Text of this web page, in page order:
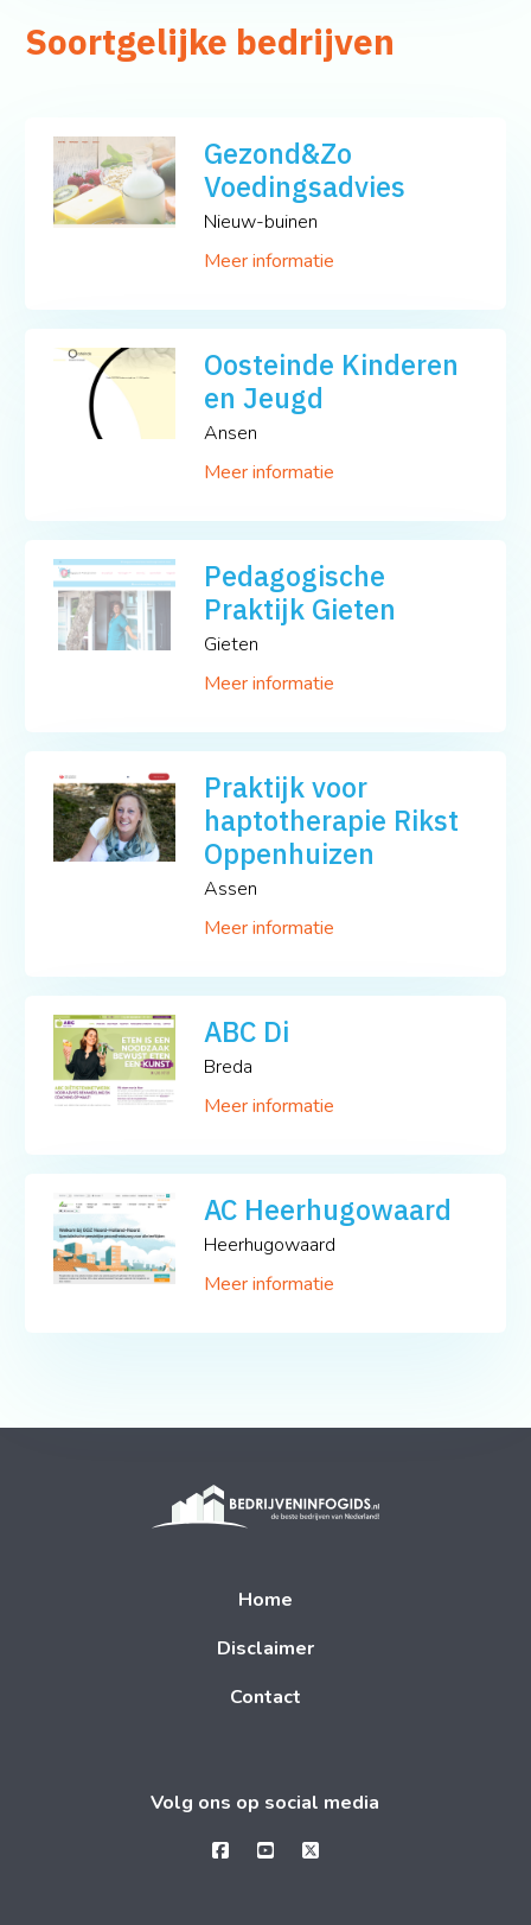
Soortgelijke bedrijven
Gezond&Zo
Voedingsadvies
Nieuw-buinen
Meer informatie
Oosteinde Kinderen
en Jeugd
Ansen
Meer informatie
Pedagogische
Praktijk Gieten
Gieten
Meer informatie
Praktijk voor
haptotherapie Rikst
Oppenhuizen
Assen
Meer informatie
ABC Di
Breda
Meer informatie
AC Heerhugowaard
Heerhugowaard
Meer informatie
Home
Disclaimer
Contact
Volg ons op social media